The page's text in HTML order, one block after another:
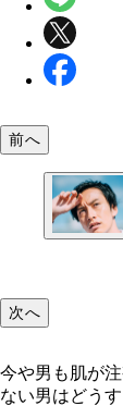
前へ
次へ
今や男も肌が
ない男はどう